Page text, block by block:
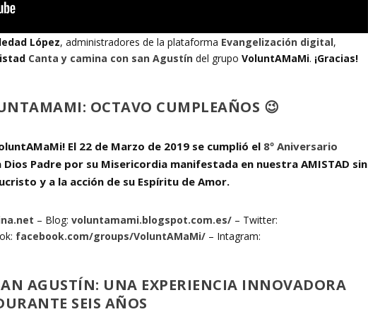
López, administradores de la plataforma Evangelización digital,
Canta y camina con san Agustín del grupoVoluntAMaMi. ¡Gracias!
OCTAVO CUMPLEAÑOS 😉
El 22 de Marzo de 2019 se cumplió el 8º Aniversario
Dios Padre por su Misericordia manifestada en nuestra AMISTAD sin
y a la acción de su Espíritu de Amor.
– Blog:voluntamami.blogspot.com.es/ – Twitter:
facebook.com/groups/VoluntAMaMi/ – Intagram:
AGUSTÍN: UNA EXPERIENCIA INNOVADORA
SEIS AÑOS